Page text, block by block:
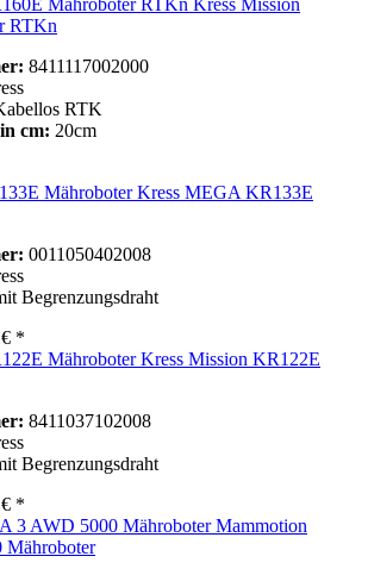
Kress Mission
RTKn
8411117002000
RTK
cm: 20cm
Kress MEGA KR133E
0011050402008
Begrenzungsdraht
*
Kress Mission KR122E
8411037102008
Begrenzungsdraht
*
Mammotion